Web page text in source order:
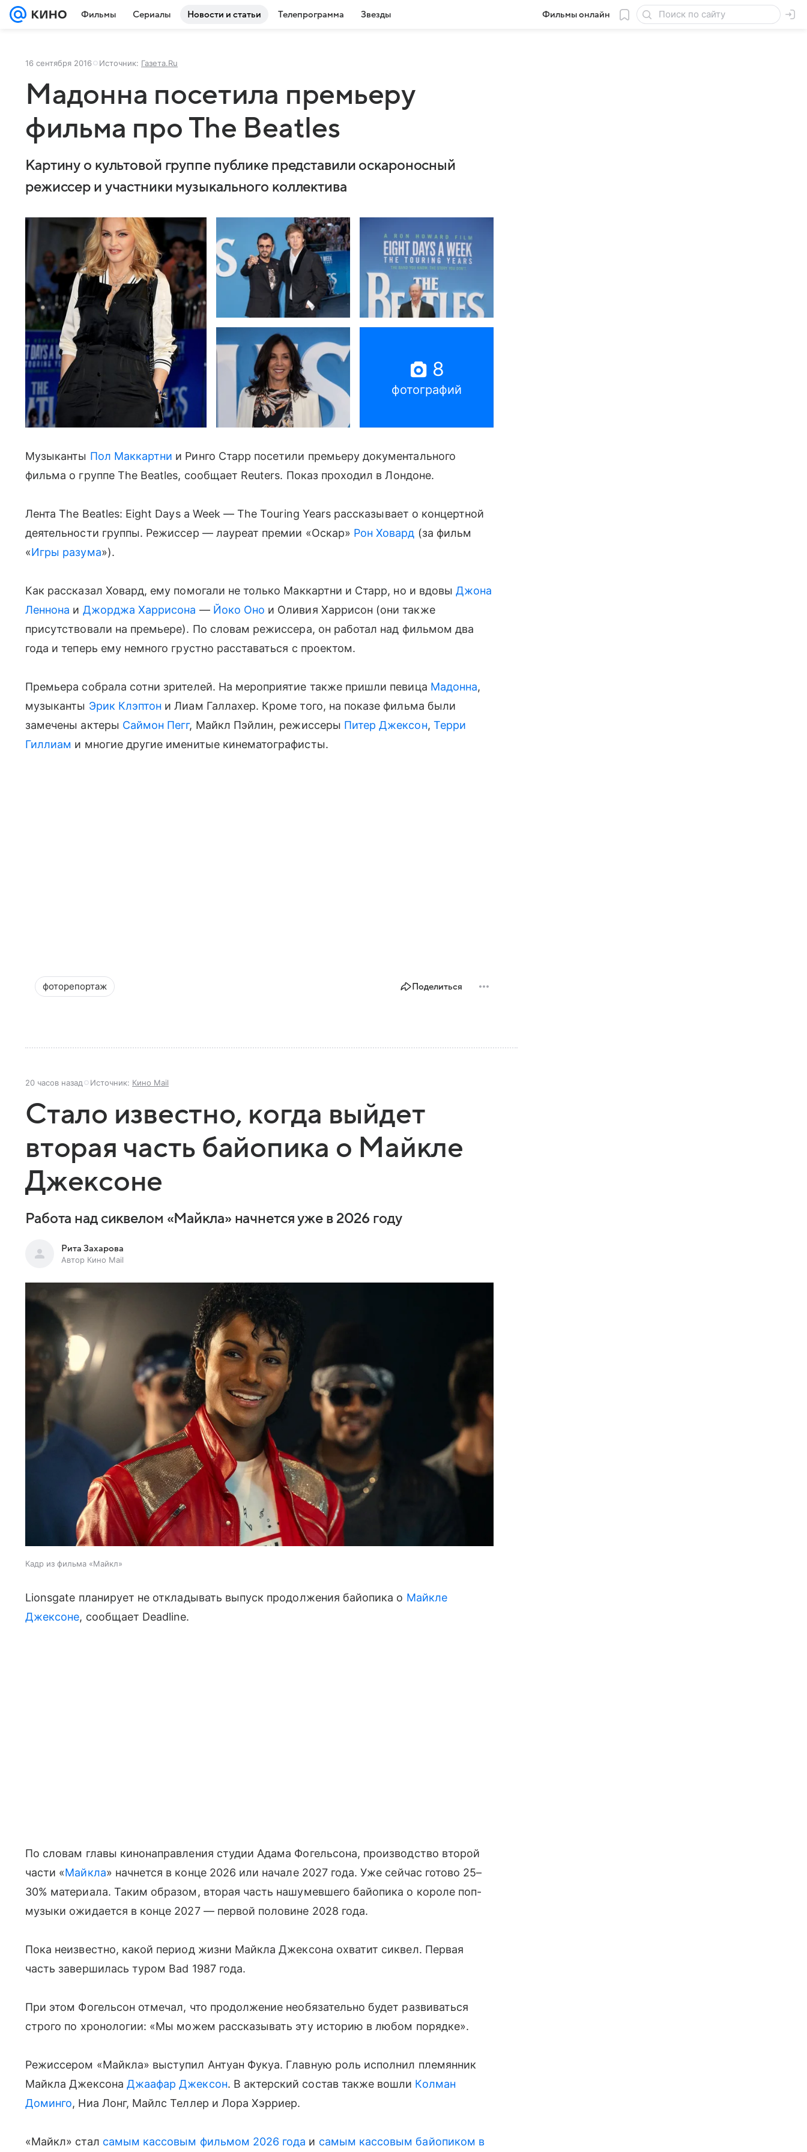
Фильмы Сериалы Новости и статьи Телепрограмма Звезды Фильмы онлайн
16 сентября 2016 Источник: Газета.Ru
Мадонна посетила премьеру
фильма про The Beatles
Картину о культовой группе публике представили оскароносный
режиссер и участники музыкального коллектива
8
фотографий
Музыканты Пол Маккартни и Ринго Старр посетили премьеру документального
фильма о группе The Beatles, сообщает Reuters. Показ проходил в Лондоне.
Лента The Beatles: Eight Days a Week — The Touring Years рассказывает о концертной
деятельности группы. Режиссер — лауреат премии «Оскар» Рон Ховард (за фильм
«Игры разума»).
Как рассказал Ховард, ему помогали не только Маккартни и Старр, но и вдовыДжона
Леннона и Джорджа Харрисона — Йоко Оно и Оливия Харрисон (они также
присутствовали на премьере). По словам режиссера, он работал над фильмом два
года и теперь ему немного грустно расставаться с проектом.
Премьера собрала сотни зрителей. На мероприятие также пришли певица Мадонна,
музыканты Эрик Клэптон и Лиам Галлахер. Кроме того, на показе фильма были
замечены актеры Саймон Пегг, Майкл Пэйлин, режиссеры Питер Джексон, Терри
Гиллиам и многие другие именитые кинематографисты.
фоторепортаж Поделиться
20 часов назад Источник: Кино Mail
Стало известно, когда выйдет
вторая часть байопика о Майкле
Джексоне
Работа над сиквелом «Майкла» начнется уже в 2026 году
Рита Захарова
Автор Кино Mail
Кадр из фильма «Майкл»
Lionsgate планирует не откладывать выпуск продолжения байопика о Майкле
Джексоне, сообщает Deadline.
По словам главы кинонаправления студии Адама Фогельсона, производство второй
части «Майкла» начнется в конце 2026 или начале 2027 года. Уже сейчас готово 25–
30% материала. Таким образом, вторая часть нашумевшего байопика о короле поп-
музыки ожидается в конце 2027 — первой половине 2028 года.
Пока неизвестно, какой период жизни Майкла Джексона охватит сиквел. Первая
часть завершилась туром Bad 1987 года.
При этом Фогельсон отмечал, что продолжение необязательно будет развиваться
строго по хронологии: «Мы можем рассказывать эту историю в любом порядке».
Режиссером «Майкла» выступил Антуан Фукуа. Главную роль исполнил племянник
Майкла Джексона Джаафар Джексон. В актерский состав также вошли Колман
Доминго, Ниа Лонг, Майлс Теллер и Лора Хэрриер.
«Майкл» стал самым кассовым фильмом 2026 года и самым кассовым байопиком в